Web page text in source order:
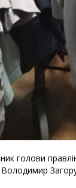
голови